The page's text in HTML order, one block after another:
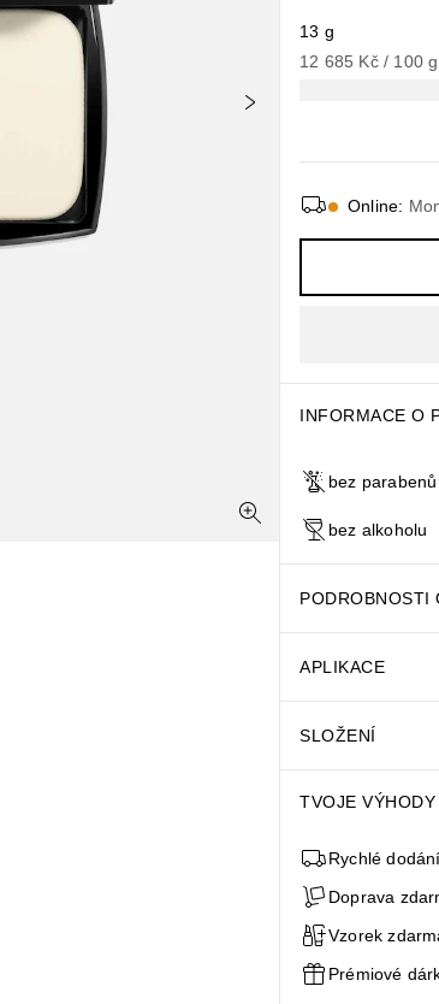
13 g
12 685 Kč / 100 g
Online:
INFORMACE O
bez parabenů
bez alkoholu
PODROBNOSTI
APLIKACE
SLOŽENÍ
TVOJE VÝHODY
Rychlé
Doprava
Vzorek
Prémiové